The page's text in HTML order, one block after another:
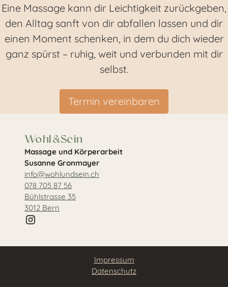
Eine Massage kann dir Leichtigkeit zurückgeben,
den Alltag sanft von dir abfallen lassen und dir
einen Moment schenken, in dem du dich wieder
ganz spürst – ruhig, weit und verbunden mit dir
selbst.
Termin vereinbaren
Wohl&Sein
Massage und Körperarbeit
Susanne Gronmayer
info@wohlundsein.ch
078 705 87 56
Bühlstrasse 35
3012 Bern
Impressum
Datenschutz